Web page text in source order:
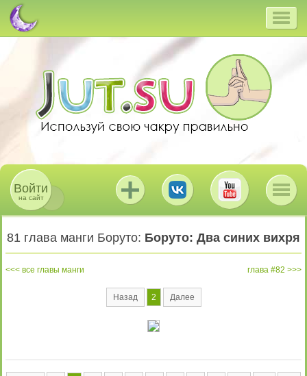
Войти
на сайт
81 глава манги Боруто: Боруто: Два синих вихря
все главы манги глава #82
Назад 2 Далее